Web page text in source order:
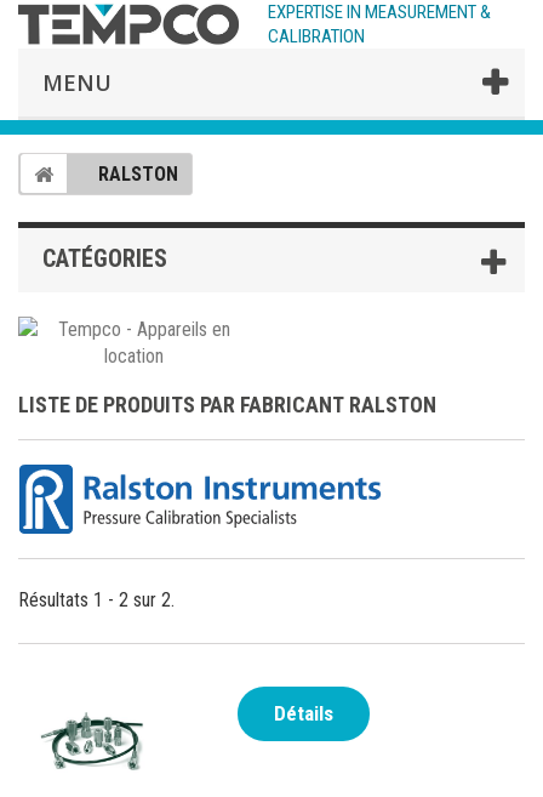
EXPERTISE IN MEASUREMENT &
CALIBRATION
MENU
RALSTON
CATÉGORIES
LISTE DE PRODUITS PAR FABRICANT RALSTON
Résultats 1 - 2 sur 2.
Détails